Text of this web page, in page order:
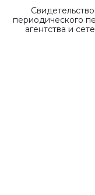
периодического
агентства и